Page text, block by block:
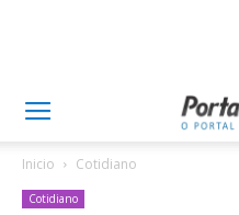
Inicio Cotidiano
Cotidiano